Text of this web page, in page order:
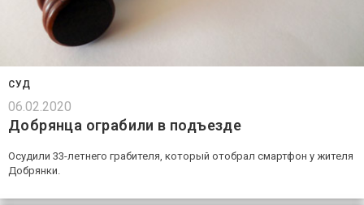
СУД
06.02.2020
Добрянца ограбили в подъезде
Осудили 33-летнего грабителя, который отобрал смартфон у жителя
Добрянки.